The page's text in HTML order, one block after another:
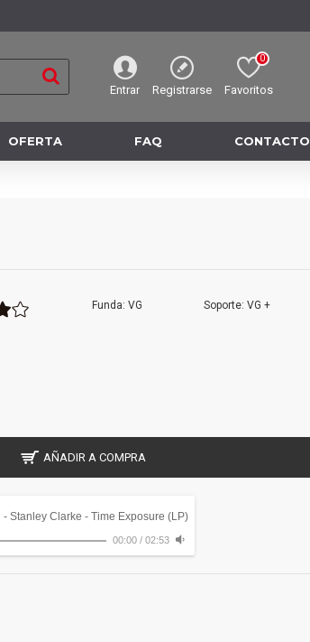
Entrar Registrarse Favoritos
0
OFERTA FAQ CONTACTO
Funda: VG Soporte: VG +
AÑADIR A COMPRA
- Stanley Clarke - Time Exposure (LP)
00:00/ 02:53